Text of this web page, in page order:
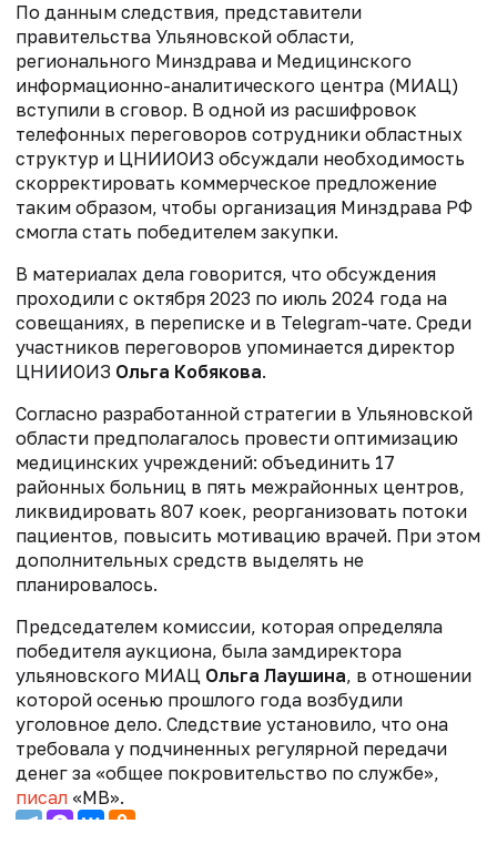
По данным следствия, представители
правительства Ульяновской области,
регионального Минздрава и Медицинского
информационно-аналитического центра (МИАЦ)
вступили в сговор. В одной из расшифровок
телефонных переговоров сотрудники областных
структур и ЦНИИОИЗ обсуждали необходимость
скорректировать коммерческое предложение
таким образом, чтобы организация Минздрава РФ
смогла стать победителем закупки.
В материалах дела говорится, что обсуждения
проходили с октября 2023 по июль 2024 года на
совещаниях, в переписке и в Telegram-чате. Среди
участников переговоров упоминается директор
ЦНИИОИЗ Ольга Кобякова.
Согласно разработанной стратегии в Ульяновской
области предполагалось провести оптимизацию
медицинских учреждений: объединить 17
районных больниц в пять межрайонных центров,
ликвидировать 807 коек, реорганизовать потоки
пациентов, повысить мотивацию врачей. При этом
дополнительных средств выделять не
планировалось.
Председателем комиссии, которая определяла
победителя аукциона, была замдиректора
ульяновского МИАЦ Ольга Лаушина, в отношении
которой осенью прошлого года возбудили
уголовное дело. Следствие установило, что она
требовала у подчиненных регулярной передачи
денег за «общее покровительство по службе»,
писал «МВ».